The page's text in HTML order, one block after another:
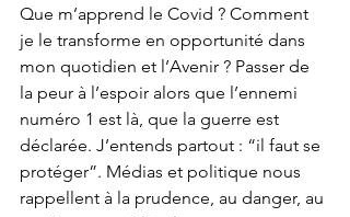
Que m’apprend le Covid ? Comment
je le transforme en opportunité dans
mon quotidien et l’Avenir ? Passer de
la peur à l’espoir alors que l’ennemi
numéro 1 est là, que la guerre est
déclarée. J’entends partout : “il faut se
protéger”. Médias et politique nous
rappellent à la prudence, au danger, au